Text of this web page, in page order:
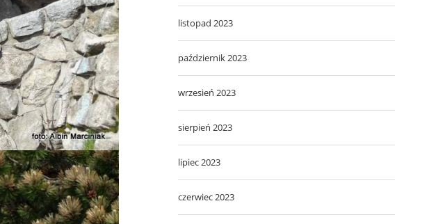
listopad 2023
październik 2023
wrzesień 2023
sierpień 2023
lipiec 2023
czerwiec 2023